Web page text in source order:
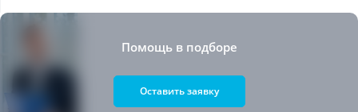
Помощь в подборе
Оставить заявку